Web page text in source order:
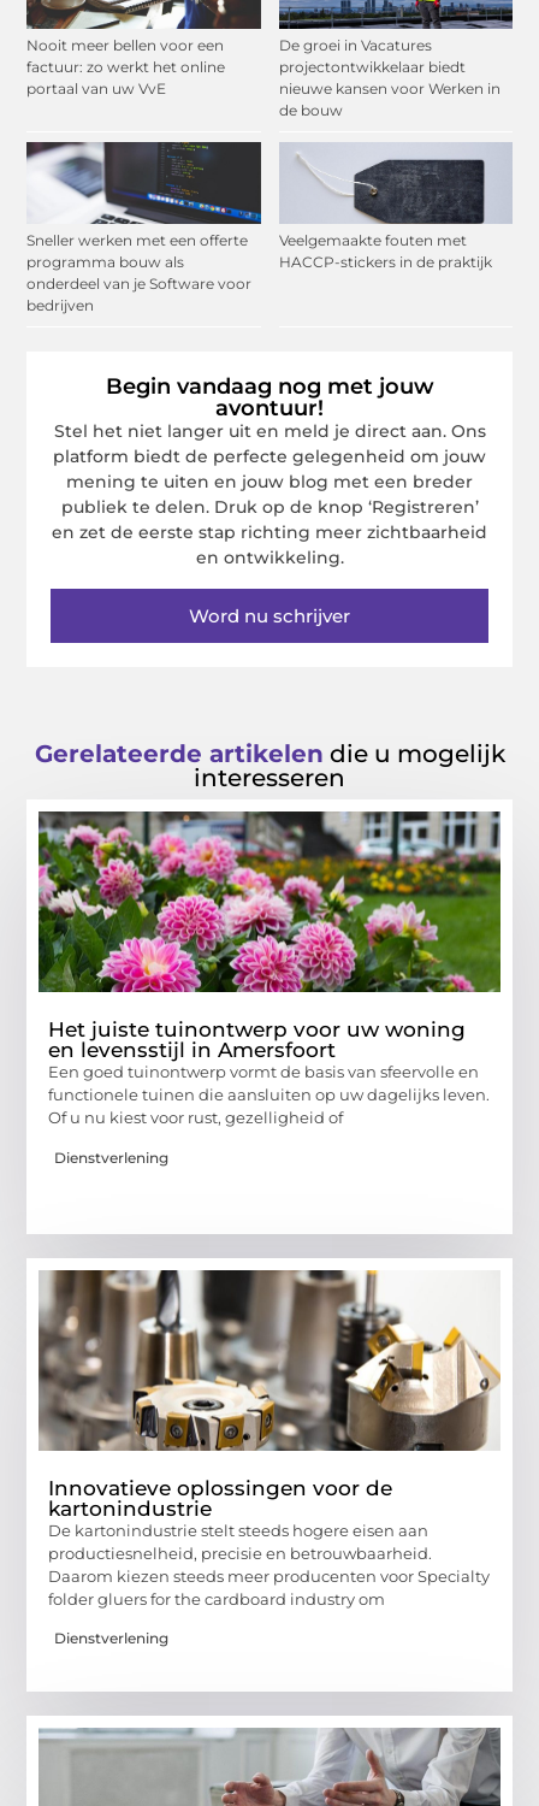
Nooit meer bellen voor een
factuur: zo werkt het online
portaal van uw VvE
De groei in Vacatures
projectontwikkelaar biedt
nieuwe kansen voor Werken in
de bouw
Sneller werken met een offerte
programma bouw als
onderdeel van je Software voor
bedrijven
Veelgemaakte fouten met
HACCP-stickers in de praktijk
Begin vandaag nog met jouw
avontuur!
Stel het niet langer uit en meld je direct aan. Ons
platform biedt de perfecte gelegenheid om jouw
mening te uiten en jouw blog met een breder
publiek te delen. Druk op de knop ‘Registreren’
en zet de eerste stap richting meer zichtbaarheid
en ontwikkeling.
Word nu schrijver
Gerelateerde artikelen die u mogelijk
interesseren
Het juiste tuinontwerp voor uw woning
en levensstijl in Amersfoort
Een goed tuinontwerp vormt de basis van sfeervolle en
functionele tuinen die aansluiten op uw dagelijks leven.
Of u nu kiest voor rust, gezelligheid of
Dienstverlening
Innovatieve oplossingen voor de
kartonindustrie
De kartonindustrie stelt steeds hogere eisen aan
productiesnelheid, precisie en betrouwbaarheid.
Daarom kiezen steeds meer producenten voor Specialty
folder gluers for the cardboard industry om
Dienstverlening